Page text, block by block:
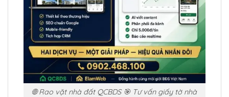
🌐 Rao vặt nhà đất QCBDS 🎯 Tư vấn giấy tờ nhà